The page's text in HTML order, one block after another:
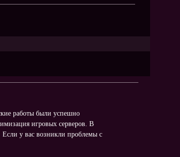
работы были успешно
игровых серверов. В
у вас возникли проблемы с